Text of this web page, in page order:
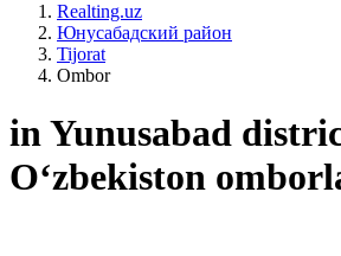
Realting.uz
Юнусабадский район
Tijorat
Ombor
in Yunusabad
Oʻzbekiston